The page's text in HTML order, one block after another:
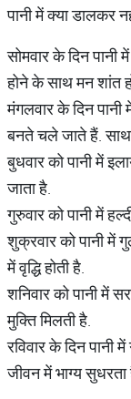
पानी में क्या डालकर
सोमवार के दिन पानी
होने के साथ मन शांत
मंगलवार के दिन
बनते चले जाते हैं. साथ
बुधवार को पानी में
जाता है.
गुरुवार को पानी में
शुक्रवार को पानी में
में वृद्धि होती है.
शनिवार को पानी में
मुक्ति मिलती है.
रविवार के दिन
जीवन में भाग्य सुधरता